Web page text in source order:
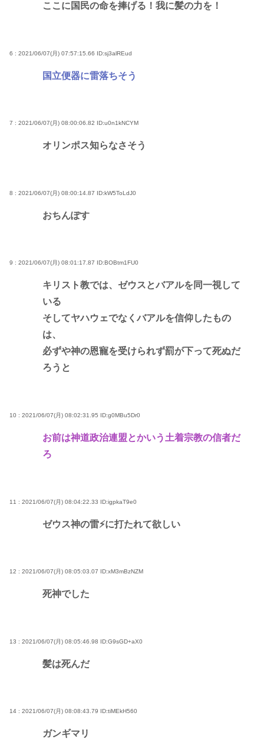
ここに国民の命を捧げる！我に髪の力を！
6 : 2021/06/07(月) 07:57:15.66 ID:sj3alREud
国立便器に雷落ちそう
7 : 2021/06/07(月) 08:00:06.82 ID:u0n1kNCYM
オリンポス知らなさそう
8 : 2021/06/07(月) 08:00:14.87 ID:kW5ToLdJ0
おちんぽす
9 : 2021/06/07(月) 08:01:17.87 ID:BOBtm1FU0
キリスト教では、ゼウスとバアルを同一視して
いる
そしてヤハウェでなくバアルを信仰したもの
は、
必ずや神の恩寵を受けられず罰が下って死ぬだ
ろうと
10 : 2021/06/07(月) 08:02:31.95 ID:g0MBu5Dr0
お前は神道政治連盟とかいう土着宗教の信者だ
ろ
11 : 2021/06/07(月) 08:04:22.33 ID:igpkaT9e0
ゼウス神の雷⚡に打たれて欲しい
12 : 2021/06/07(月) 08:05:03.07 ID:xM3mBzNZM
死神でした
13 : 2021/06/07(月) 08:05:46.98 ID:G9sGD+aX0
髪は死んだ
14 : 2021/06/07(月) 08:08:43.79 ID:tiMEkH560
ガンギマリ